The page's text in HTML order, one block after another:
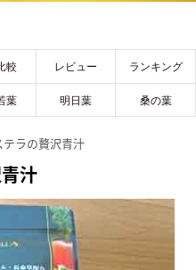
較 レビュー ランキング
葉 明日葉 桑の葉
ラの贅沢青汁
汁